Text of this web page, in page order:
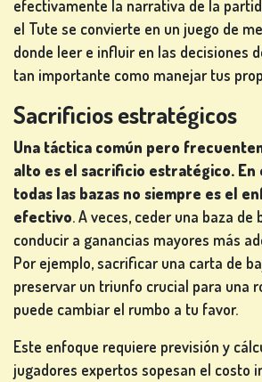
efectivamente la narrativa de la
el Tute se convierte en un juego de
donde leer e influir en las decisiones
tan importante como manejar tus
Sacrificios estratégicos
Una táctica común pero
alto es el sacrificio estratégico. En
todas las bazas no siempre es el
efectivo. A veces, ceder una baza de
conducir a ganancias mayores más
Por ejemplo, sacrificar una carta de
preservar un triunfo crucial para una
puede cambiar el rumbo a tu favor.
Este enfoque requiere previsión y
jugadores expertos sopesan el costo